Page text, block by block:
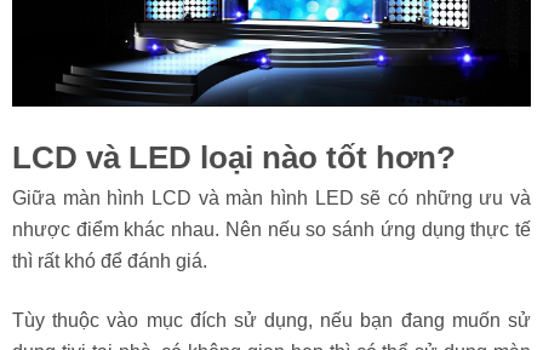
LCD và LED loại nào tốt hơn?
Giữa màn hình LCD và màn hình LED sẽ có những ưu và
nhược điểm khác nhau. Nên nếu so sánh ứng dụng thực tế
thì rất khó để đánh giá.
Tùy thuộc vào mục đích sử dụng, nếu bạn đang muốn sử